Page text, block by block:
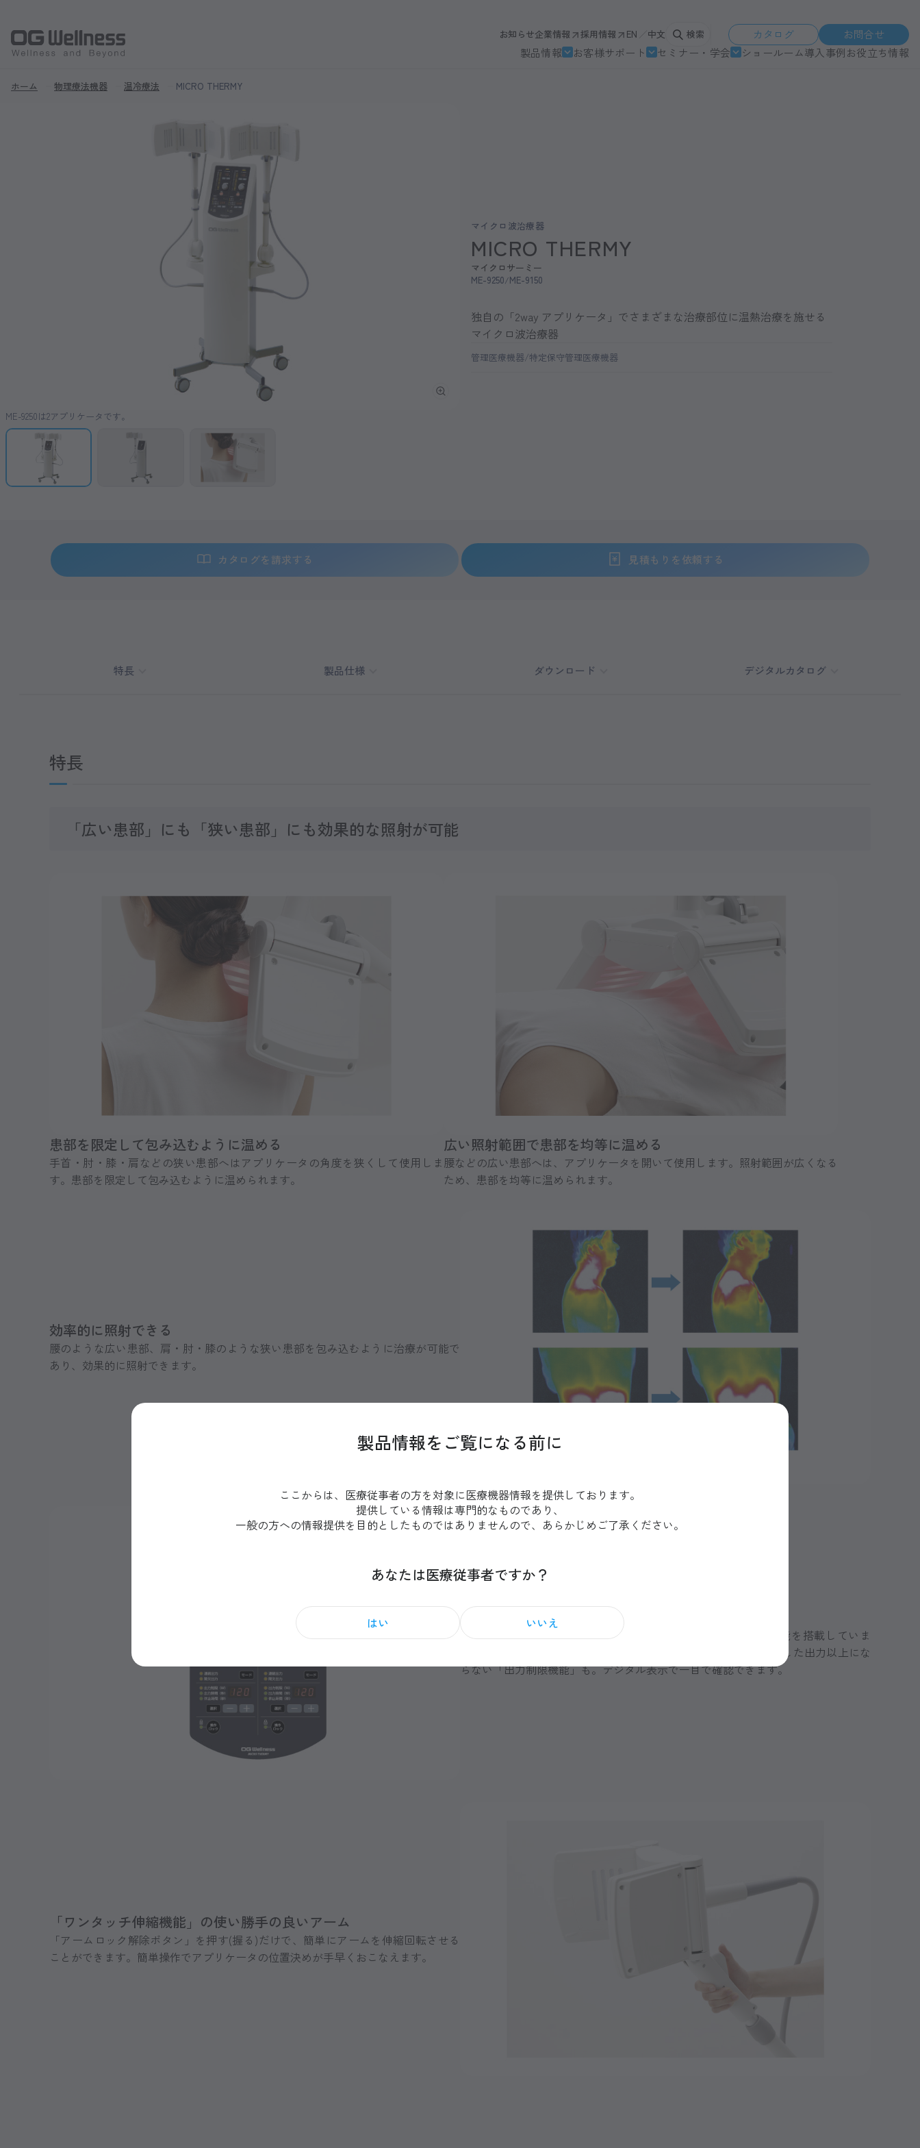
お知らせ企業情報 採用情報 EN 中文 検索 カタログ
お問合せ
製品情報
お客様サポート セミナー・学会 ショールーム導入事例お役立ち情報
ホーム 物理療法機器 温冷療法 MICRO THERMY
ME-9250は2アプリケータです。
マイクロ波治療器
MICRO THERMY
マイクロサーミー
ME-9250 ME-9150
独自の「2way アプリケータ」でさまざまな治療部位に温熱治療を施せる
マイクロ波治療器
管理医療機器/特定保守管理医療機器
カタログを請求する 見積もりを依頼する
特長 製品仕様 ダウンロード デジタルカタログ
特長
「広い患部」にも「狭い患部」にも効果的な照射が可能
患部を限定して包み込むように温める
手首・肘・膝・肩などの狭い患部へはアプリケータの角度を狭くして使用しま
す。患部を限定して包み込むように温められます。
広い照射範囲で患部を均等に温める
腰などの広い患部へは、アプリケータを開いて使用します。照射範囲が広くなる
ため、患部を均等に温められます。
効率的に照射できる
腰のような広い患部、肩・肘・膝のような狭い患部を包み込むように治療が可能で
あり、効果的に照射できます。
視認性、安全性に配慮した機能と表示
連続出力・間欠出力モード切替機能など、安全にも配慮した機能を搭載していま
す。治療中、誤って出力調節ツマミが回っても、あらかじめ設定した出力以上にな
らない「出力制限機能」も。デジタル表示で一目で確認できます。
「ワンタッチ伸縮機能」の使い勝手の良いアーム
「アームロック解除ボタン」を押す(握る)だけで、簡単にアームを伸縮回転させる
ことができます。簡単操作でアプリケータの位置決めが手早くおこなえます。
製品情報をご覧になる前に
ここからは、医療従事者の方を対象に医療機器情報を提供しております。
提供している情報は専門的なものであり、
一般の方への情報提供を目的としたものではありませんので、あらかじめご了承ください。
あなたは医療従事者ですか？
はい いいえ